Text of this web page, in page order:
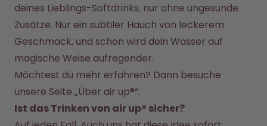
deines Lieblings-Softdrinks, nur ohne ungesunde
Zusätze. Nur ein subtiler Hauch von leckerem
Geschmack, und schon wird dein Wasser auf
magische Weise aufregender.
Möchtest du mehr erfahren? Dann besuche
unsere Seite „Über air up®“.
Ist das Trinken von air up® sicher?